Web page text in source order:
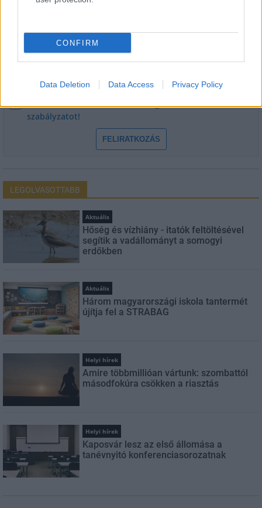
CONFIRM
Data Deletion Data Access Privacy Policy
E-mail cím
Feliratkozom a hírlevélre és elfogadom azadatvédelmi
szabályzatot!
FELIRATKOZÁS
LEGOLVASOTTABB
Aktuális
Hőség és vízhiány - itatók feltöltésével
segítik a vadállományt a somogyi
erdőkben
Aktuális
Három magyarországi iskola tantermét
újítja fel a STRABAG
Helyi hírek
Amire többmillióan vártunk: szombattól
másodfokúra csökken a riasztás
Helyi hírek
Kaposvár lesz az első állomása a
tanévnyitó konferenciasorozatnak